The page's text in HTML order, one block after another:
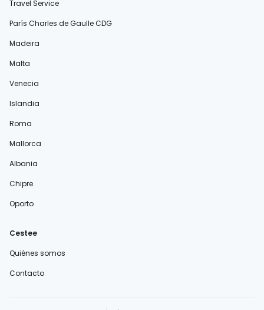
Travel Service
París Charles de Gaulle CDG
Madeira
Malta
Venecia
Islandia
Roma
Mallorca
Albania
Chipre
Oporto
Cestee
Quiénes somos
Contacto